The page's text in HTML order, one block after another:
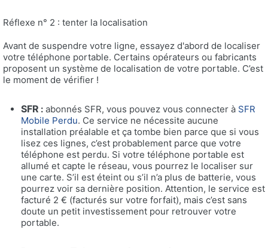
Réflexe n° 2 : tenter la localisation
Avant de suspendre votre ligne, essayez d'abord de localiser
votre téléphone portable. Certains opérateurs ou fabricants
proposent un système de localisation de votre portable. C’est
le moment de vérifier !
SFR : abonnés SFR, vous pouvez vous connecter à SFR
Mobile Perdu. Ce service ne nécessite aucune
installation préalable et ça tombe bien parce que si vous
lisez ces lignes, c’est probablement parce que votre
téléphone est perdu. Si votre téléphone portable est
allumé et capte le réseau, vous pourrez le localiser sur
une carte. S’il est éteint ou s’il n’a plus de batterie, vous
pourrez voir sa dernière position. Attention, le service est
facturé 2 € (facturés sur votre forfait), mais c’est sans
doute un petit investissement pour retrouver votre
portable.